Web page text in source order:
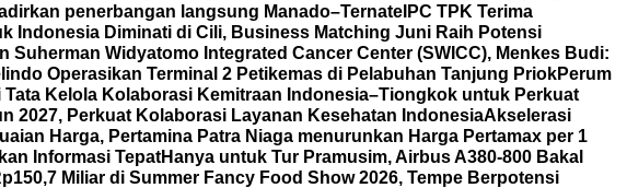
penerbangan langsung Manado–Ternate IPC TPK Terima
Indonesia Diminati di Cili, Business Matching Juni Raih Potensi
Suherman Widyatomo Integrated Cancer Center (SWICC), Menkes Budi:
Operasikan Terminal 2 Petikemas di Pelabuhan Tanjung PriokPerum
Kelola Kolaborasi Kemitraan Indonesia–Tiongkok untuk Perkuat
2027, Perkuat Kolaborasi Layanan Kesehatan IndonesiaAkselerasi
Harga, Pertamina Patra Niaga menurunkan Harga Pertamax per 1
Informasi TepatHanya untuk Tur Pramusim, Airbus A380-800 Bakal
Miliar di Summer Fancy Food Show 2026, Tempe Berpotensi